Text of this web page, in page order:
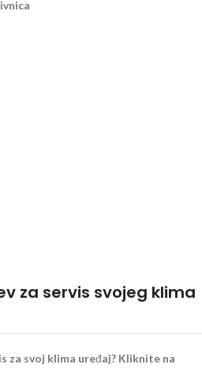
za servis svojeg klima
za svoj klima uređaj? Kliknite na